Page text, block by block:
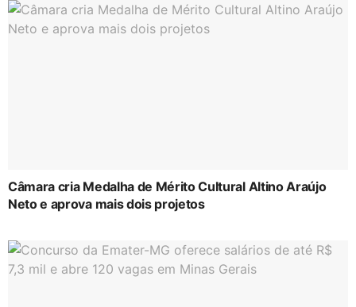
Câmara cria Medalha de Mérito Cultural Altino Araújo
Neto e aprova mais dois projetos